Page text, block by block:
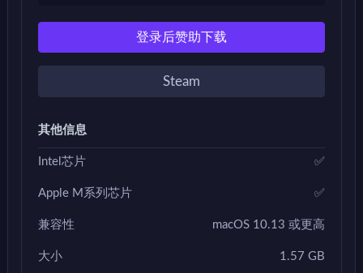
登录后赞助下载
Steam
其他信息
Intel芯片 ✅
Apple M系列芯片 ✅
兼容性 macOS 10.13 或更高
大小 1.57 GB